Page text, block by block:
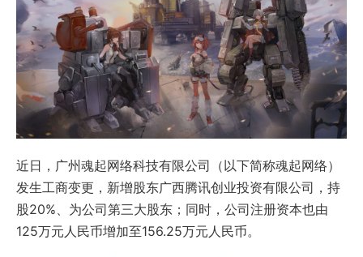
近日，广州魂起网络科技有限公司（以下简称魂起网络）
发生工商变更，新增股东广西腾讯创业投资有限公司，持
股20%、为公司第三大股东；同时，公司注册资本也由
125万元人民币增加至156.25万元人民币。